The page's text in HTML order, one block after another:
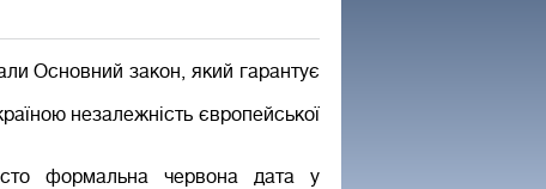
Основний закон, який гарантує
незалежність європейської
формальна червона дата у